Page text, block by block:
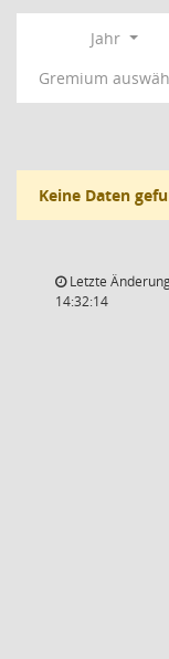
Jahr
Gremium
Keine Daten
Letzte
14:32:14